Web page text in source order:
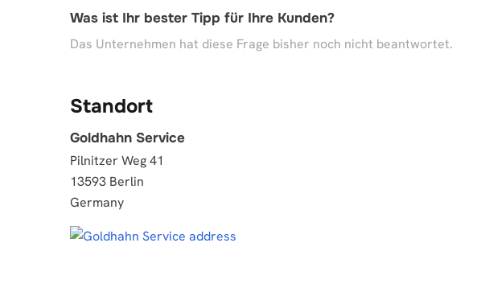
Was ist Ihr bester Tipp für Ihre Kunden?
Das Unternehmen hat diese Frage bisher noch nicht beantwortet.
Standort
Goldhahn Service
Pilnitzer Weg 41
13593 Berlin
Germany